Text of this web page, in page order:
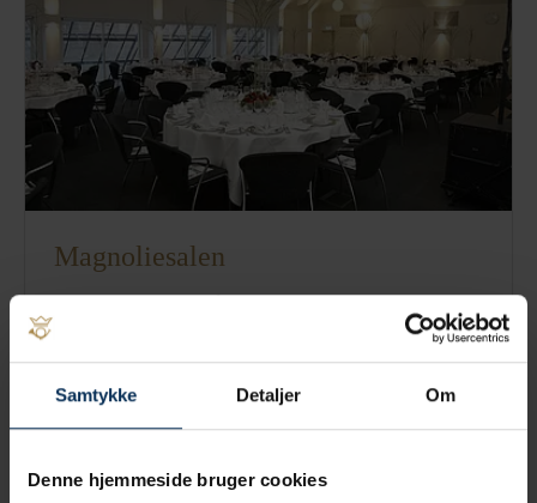
Samtykke Detaljer Om
Denne hjemmeside bruger cookies
Magnoliesalen
2
Læs mere